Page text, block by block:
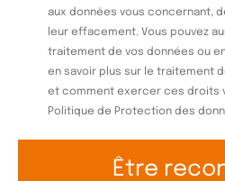
aux données vous concernant,
leur effacement. Vous pouvez
traitement de vos données ou
en savoir plus sur le traitement
et comment exercer ces droits
Politique de Protection des